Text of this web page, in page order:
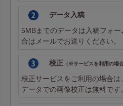
データ入稿
5MBまでのデータは 入稿フォー
合は メールでお送りください。
校正 （※サービスを利用の場合
校正サービスをご利用の場合は
データでの画像校正は無料です。